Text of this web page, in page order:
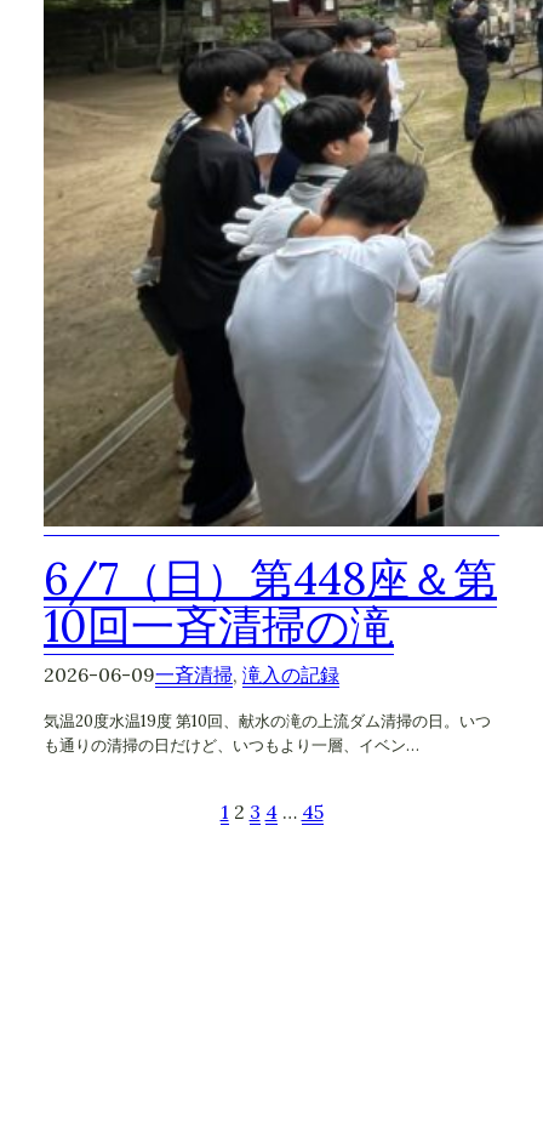
6/7（日）第448座＆第
10回一斉清掃の滝
2026-06-09一斉清掃, 滝入の記録
気温20度水温19度 第10回、献水の滝の上流ダム清掃の日。いつ
も通りの清掃の日だけど、いつもより一層、イベン…
1 2 3 4 … 45